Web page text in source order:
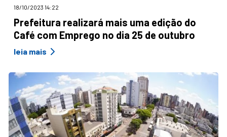
18/10/2023 14:22
Prefeitura realizará mais uma edição do
Café com Emprego no dia 25 de outubro
leia mais